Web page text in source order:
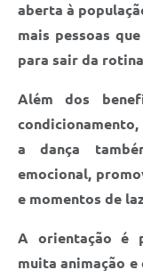
aberta à
mais pessoas
para sair da
Além dos
a dança
emocional,
e momentos de
A orientação é
muita animação